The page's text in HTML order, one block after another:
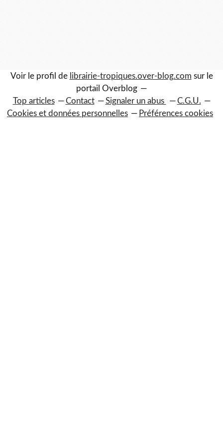
Voir le profil de librairie-tropiques.over-blog.com sur le
portail Overblog
Top articles
Contact Signaler un abus
C.G.U.
Cookies et données personnelles
Préférences cookies